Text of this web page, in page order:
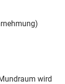
wird